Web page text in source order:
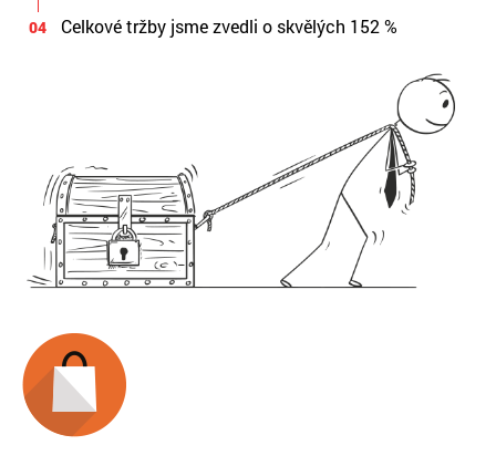
Celkové tržby jsme zvedli o skvělých 152 %